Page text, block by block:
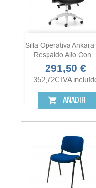
Silla Operativa Ankara
Respaldo Alto Con...
Precio
291,50 €
352,72€ IVA
shopping_cart AÑADIR